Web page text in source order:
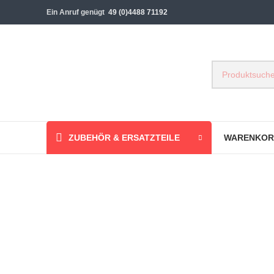
Ein Anruf genügt 49 (0)4488 71192
ZUBEHÖR & ERSATZTEILE